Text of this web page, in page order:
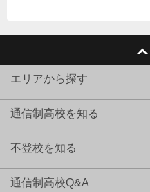
エリアから探す
通信制高校を知る
不登校を知る
通信制高校Q&A